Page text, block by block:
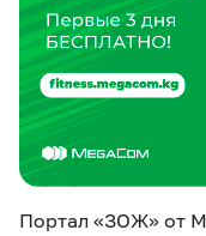
Кызматтар
Чалуулар жана
Компания
Биз жөнүндө
Кызмат көрсөтүүлөр
Портал «ЗОЖ» от